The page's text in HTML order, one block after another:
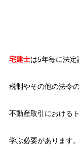
宅建士は5年毎に法定
税制やその他の法令の
不動産取引における
学ぶ必要があります。